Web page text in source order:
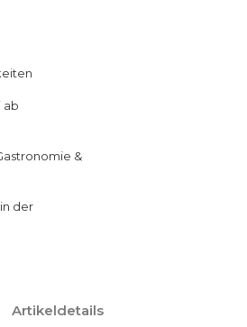
ab
&
der
Artikeldetails